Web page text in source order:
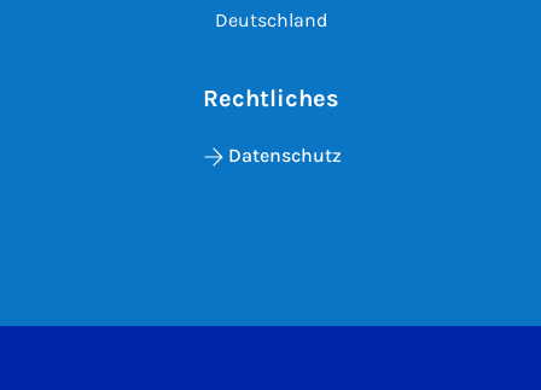
Deutschland
Rechtliches
Datenschutz